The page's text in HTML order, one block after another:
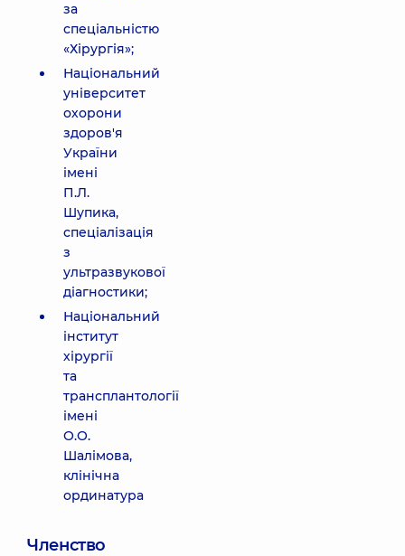
за
спеціальністю
«Хірургія»;
Національний
університет
охорони
здоров'я
України
імені
П.Л.
Шупика,
спеціалізація
з
ультразвукової
діагностики;
Національний
інститут
хірургії
та
трансплантології
імені
О.О.
Шалімова,
клінічна
ординатура
Членство